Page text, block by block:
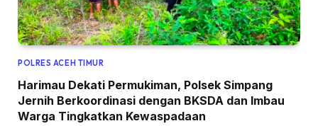
POLRES ACEH TIMUR
Harimau Dekati Permukiman, Polsek Simpang
Jernih Berkoordinasi dengan BKSDA dan Imbau
Warga Tingkatkan Kewaspadaan